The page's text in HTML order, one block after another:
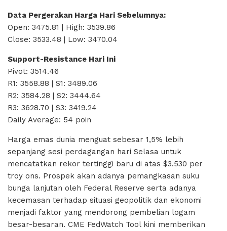
Data Pergerakan Harga Hari Sebelumnya:
Open: 3475.81 | High: 3539.86
Close: 3533.48 | Low: 3470.04
Support-Resistance Hari Ini
Pivot: 3514.46
R1: 3558.88 | S1: 3489.06
R2: 3584.28 | S2: 3444.64
R3: 3628.70 | S3: 3419.24
Daily Average: 54 poin
Harga emas dunia menguat sebesar 1,5% lebih
sepanjang sesi perdagangan hari Selasa untuk
mencatatkan rekor tertinggi baru di atas $3.530 per
troy ons. Prospek akan adanya pemangkasan suku
bunga lanjutan oleh Federal Reserve serta adanya
kecemasan terhadap situasi geopolitik dan ekonomi
menjadi faktor yang mendorong pembelian logam
besar-besaran. CME FedWatch Tool kini memberikan